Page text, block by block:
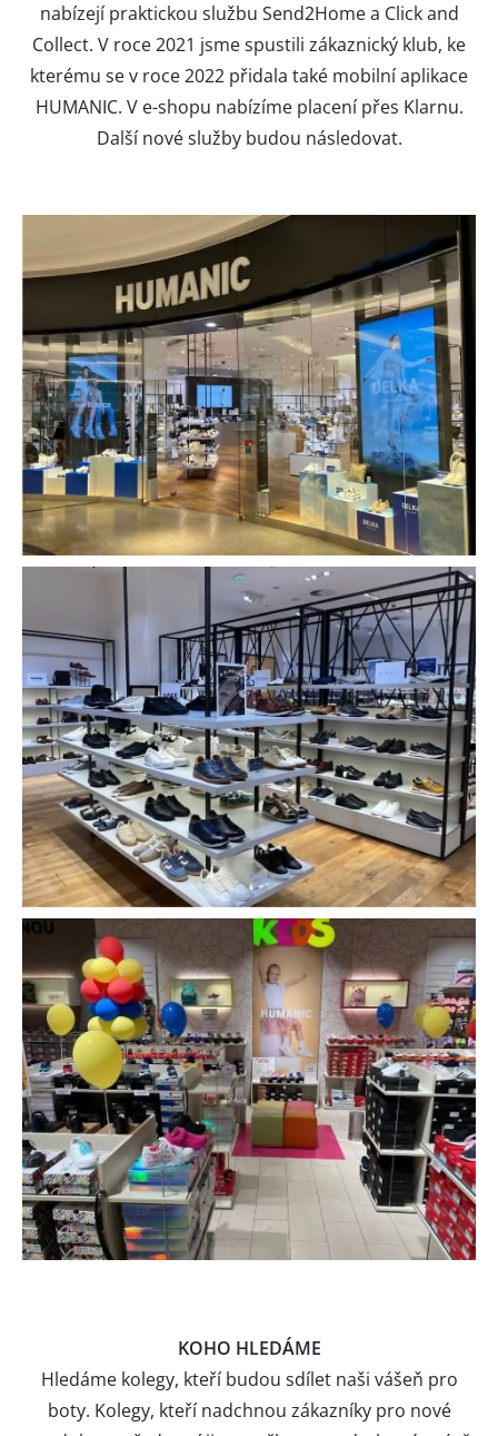
nabízejí praktickou službu Send2Home a Click and
Collect. V roce 2021 jsme spustili zákaznický klub, ke
kterému se v roce 2022 přidala také mobilní aplikace
HUMANIC. V e-shopu nabízíme placení přes Klarnu.
Další nové služby budou následovat.
KOHO HLEDÁME
Hledáme kolegy, kteří budou sdílet naši vášeň pro
boty. Kolegy, kteří nadchnou zákazníky pro nové